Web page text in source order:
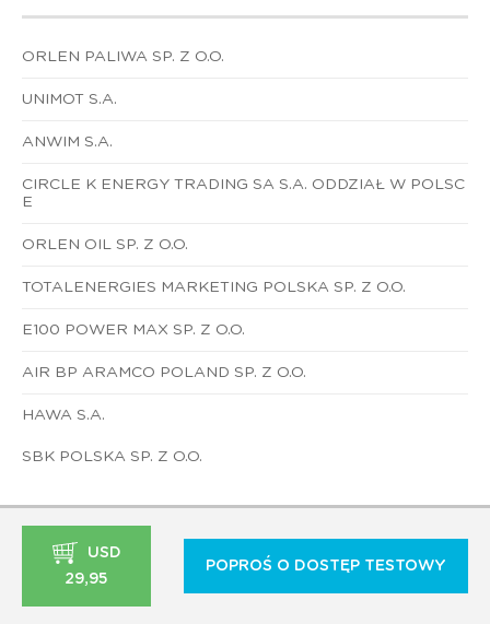
ORLEN PALIWA SP. Z O.O.
UNIMOT S.A.
ANWIM S.A.
CIRCLE K ENERGY TRADING SA S.A. ODDZIAŁ W POLSC
E
ORLEN OIL SP. Z O.O.
TOTALENERGIES MARKETING POLSKA SP. Z O.O.
E100 POWER MAX SP. Z O.O.
AIR BP ARAMCO POLAND SP. Z O.O.
HAWA S.A.
SBK POLSKA SP. Z O.O.
USD
29,95
POPROŚ O DOSTĘP TESTOWY